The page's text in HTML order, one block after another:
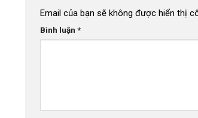
Email của bạn sẽ không được hiển thị
Bình luận *